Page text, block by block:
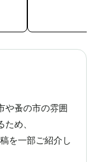
や蚤の市の雰囲
め、
を一部ご紹介し